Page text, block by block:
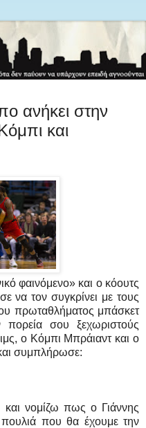
ανήκει στην
και
φαινόμενο» και ο κόουτς
να τον συγκρίνει με τους
πρωταθλήματος μπάσκετ
πορεία σου ξεχωριστούς
ο Κόμπι Μπράιαντ και ο
συμπλήρωσε:
και νομίζω πως ο Γιάννης
που θα έχουμε την